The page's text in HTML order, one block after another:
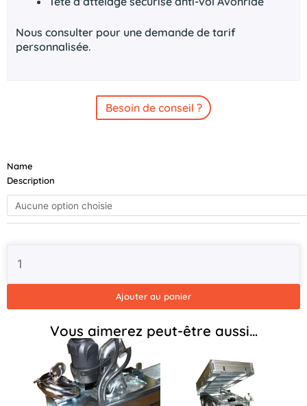
Nous consulter pour une demande de tarif
personnalisée.
Besoin de conseil ?
Name
Description
de
ERDE
BENNE
BE152
251x151
Ajouter au panier
Vous aimerez peut-être aussi…